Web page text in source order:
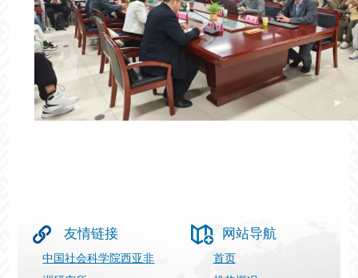
友情链接
中国社会科学院西亚非
网站导航
首页